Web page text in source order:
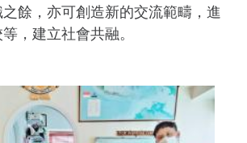
餘，亦可創造新的交流範疇，進
，建立社會共融。